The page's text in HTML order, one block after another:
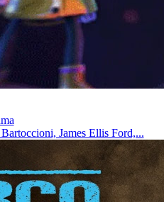
James Ellis Ford,...